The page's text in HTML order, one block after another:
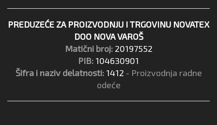
PREDUZEĆE ZA PROIZVODNJU I TRGOVINU NOVATEX
DOO NOVA VAROŠ
Matični broj: 20197552
PIB: 104630901
Šifra i naziv delatnosti: 1412 - Proizvodnja radne
odeće